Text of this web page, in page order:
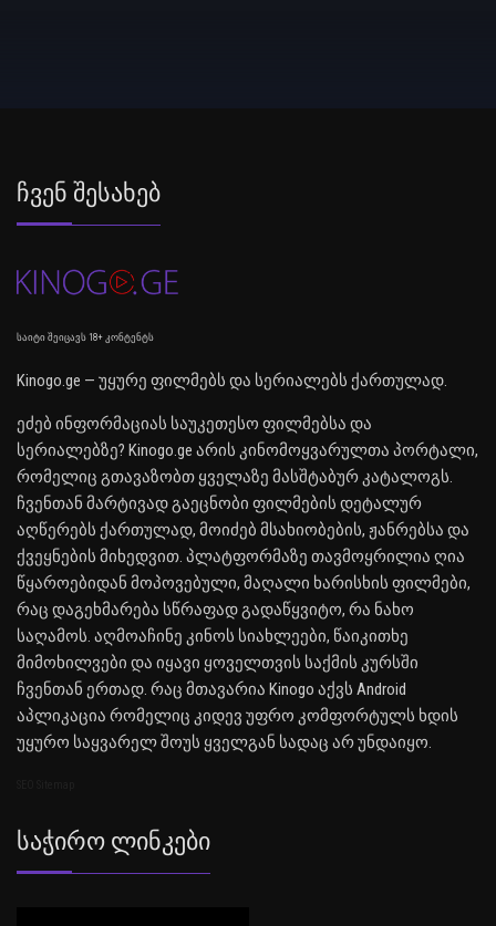
Ჩვენ Შესახებ
საიტი შეიცავს 18+ კონტენტს
Kinogo.ge — უყურე ფილმებს და სერიალებს ქართულად.
ეძებ ინფორმაციას საუკეთესო ფილმებსა და
სერიალებზე? Kinogo.ge არის კინომოყვარულთა პორტალი,
რომელიც გთავაზობთ ყველაზე მასშტაბურ კატალოგს.
ჩვენთან მარტივად გაეცნობი ფილმების დეტალურ
აღწერებს ქართულად, მოიძებ მსახიობების, ჟანრებსა და
ქვეყნების მიხედვით. პლატფორმაზე თავმოყრილია ღია
წყაროებიდან მოპოვებული, მაღალი ხარისხის ფილმები,
რაც დაგეხმარება სწრაფად გადაწყვიტო, რა ნახო
საღამოს. აღმოაჩინე კინოს სიახლეები, წაიკითხე
მიმოხილვები და იყავი ყოველთვის საქმის კურსში
ჩვენთან ერთად. რაც მთავარია Kinogo აქვს Android
აპლიკაცია რომელიც კიდევ უფრო კომფორტულს ხდის
უყურო საყვარელ შოუს ყველგან სადაც არ უნდაიყო.
Საჭირო Ლინკები